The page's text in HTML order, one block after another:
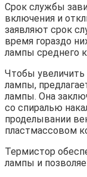
Срок службы
включения и
заявляют срок
время гораздо
лампы среднего
Чтобы
лампы,
лампы. Она
со спиралью
проделывании
пластмассовом
Термистор
лампы и